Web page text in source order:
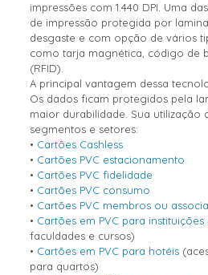
impressões com 1.440 DPI. Uma
de impressão protegida por
desgaste e com opção de vários
como tarja magnética, código de
(RFID).
A principal vantagem dessa
Os dados ficam protegidos pela
maior durabilidade. Sua utilização
segmentos e setores:
• Cartões Cashless
• Cartões PVC estacionamento
• Cartões PVC fidelidade
• Cartões PVC consumo
• Cartões PVC membros ou
• Cartões em PVC para instituições
faculdades e cursos)
• Cartões em PVC para hotéis
para quartos)